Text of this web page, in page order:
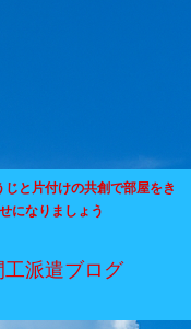
と片付けの共創で部屋をき
になりましょう
派遣ブログ